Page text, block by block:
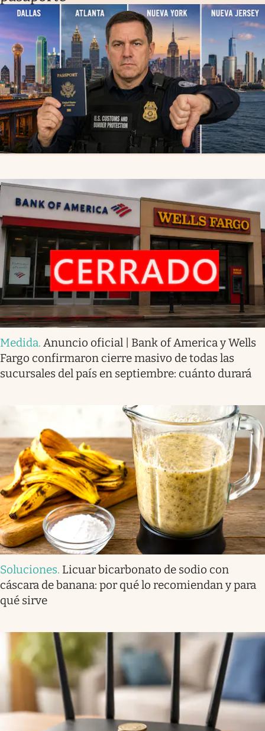
Medida. Anuncio oficial | Bank of America y Wells
Fargo confirmaron cierre masivo de todas las
sucursales del país en septiembre: cuánto durará
Soluciones. Licuar bicarbonato de sodio con
cáscara de banana: por qué lo recomiendan y para
qué sirve